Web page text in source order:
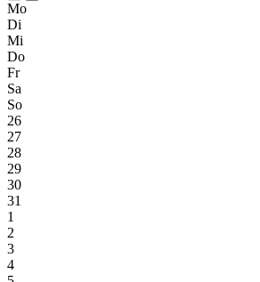
Mo
Di
Mi
Do
Fr
Sa
So
26
27
28
29
30
31
1
2
3
4